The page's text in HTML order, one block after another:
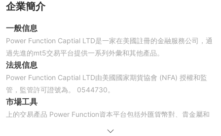
企業簡介
一般信息
Power Function Captial LTD是一家在美國註冊的金融服務公司，通
過先進的mt5交易平台提供一系列外彙和其他產品。
法規信息
Power Function Captial LTD由美國國家期貨協會 (NFA) 授權和監
管，監管許可證號為。 0544730。
市場工具
上的交易產品 Power Function資本平台包括外匯貨幣對、貴金屬和